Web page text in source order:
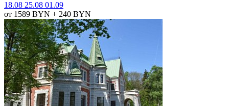
18.08 25.08 01.09
от 1589 BYN + 240 BYN